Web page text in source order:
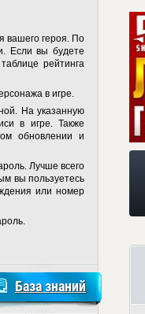
вашего героя. По
Если вы будете
рейтинга
в игре.
На указанную
в игре. Также
обновлении и
Лучше всего
вы пользуетесь
или номер
База знаний